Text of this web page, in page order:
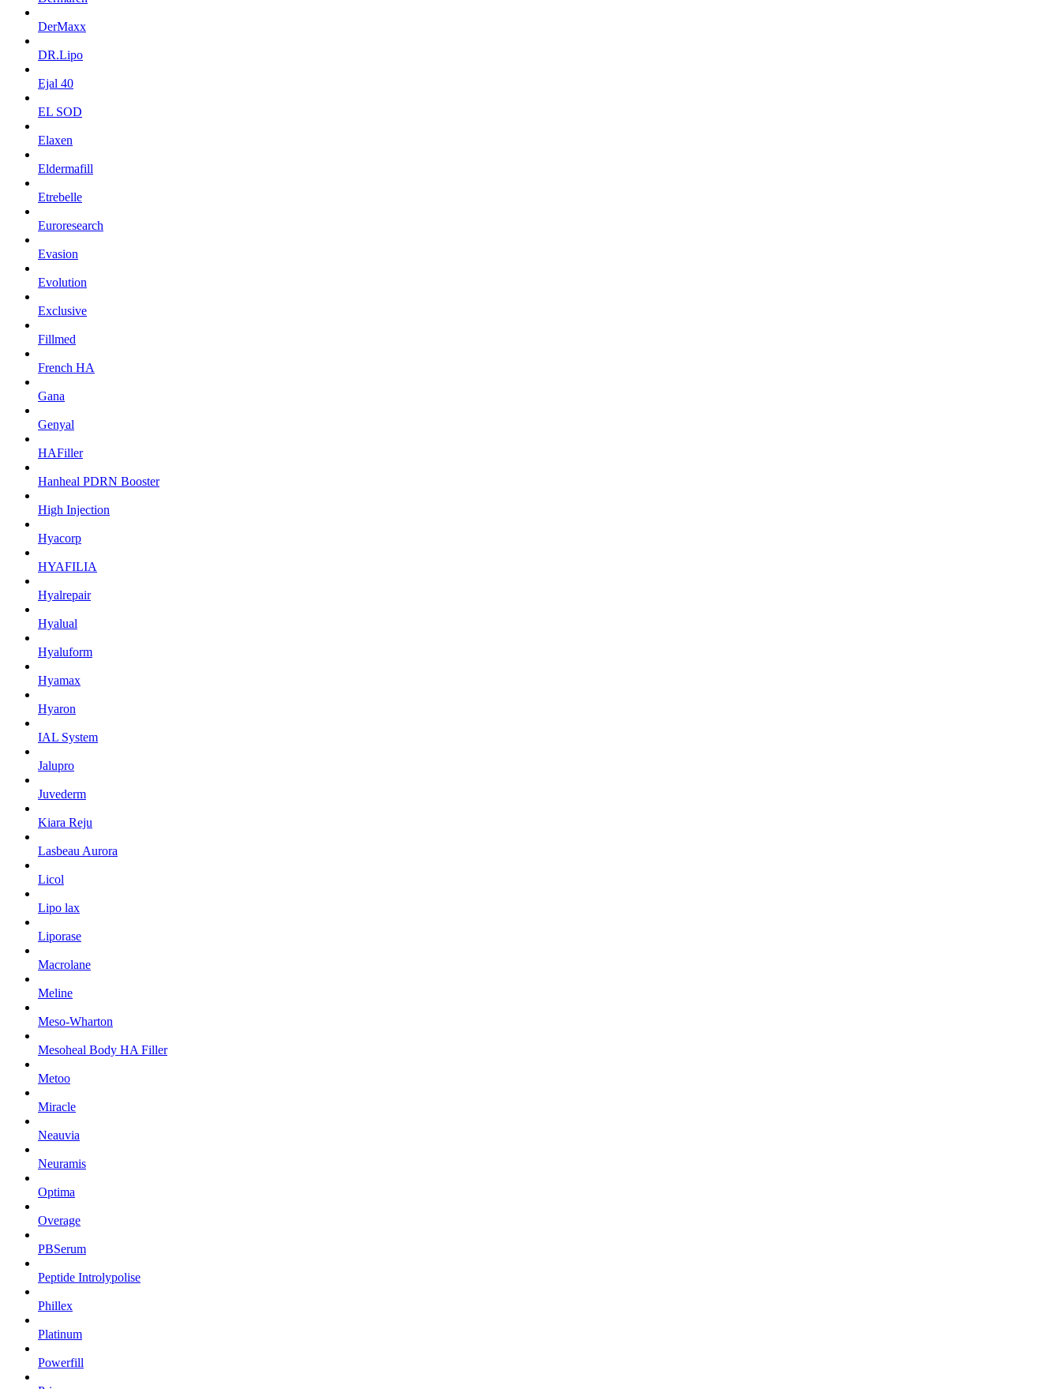
DerMaxx
DR.Lipo
Ejal 40
EL SOD
Elaxen
Eldermafill
Etrebelle
Euroresearch
Evasion
Evolution
Exclusive
Fillmed
French HA
Gana
Genyal
HAFiller
Hanheal PDRN Booster
High Injection
Hyacorp
HYAFILIA
Hyalrepair
Hyalual
Hyaluform
Hyamax
Hyaron
IAL System
Jalupro
Juvederm
Kiara Reju
Lasbeau Aurora
Licol
Lipo lax
Liporase
Macrolane
Meline
Meso-Wharton
Mesoheal Body HA Filler
Metoo
Miracle
Neauvia
Neuramis
Optima
Overage
PBSerum
Peptide Introlypolise
Phillex
Platinum
Powerfill